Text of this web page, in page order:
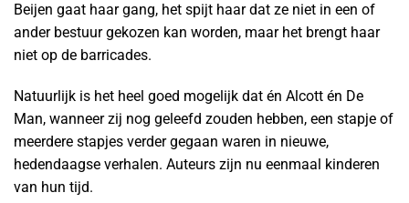
Beijen gaat haar gang, het spijt haar dat ze niet in een of
ander bestuur gekozen kan worden, maar het brengt haar
niet op de barricades.
Natuurlijk is het heel goed mogelijk dat én Alcott én De
Man, wanneer zij nog geleefd zouden hebben, een stapje of
meerdere stapjes verder gegaan waren in nieuwe,
hedendaagse verhalen. Auteurs zijn nu eenmaal kinderen
van hun tijd.